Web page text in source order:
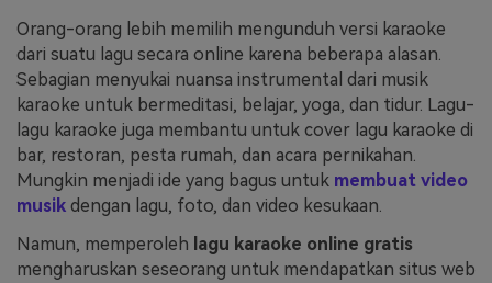
FAQs Hubungi Kami
Tips & Tutorial AI
Postingan Terbaru
Jelajahi Lebih Banyak >>
Masuk
Berkreasi dengan AI
Orang-orang lebih memilih mengunduh versi karaoke
dari suatu lagu secara online karena beberapa alasan.
Sebagian menyukai nuansa instrumental dari musik
karaoke untuk bermeditasi, belajar, yoga, dan tidur. Lagu-
lagu karaoke juga membantu untuk cover lagu karaoke di
bar, restoran, pesta rumah, dan acara pernikahan.
Mungkin menjadi ide yang bagus untuk membuat video
musik dengan lagu, foto, dan video kesukaan.
Namun, memperoleh lagu karaoke online gratis
mengharuskan seseorang untuk mendapatkan situs web